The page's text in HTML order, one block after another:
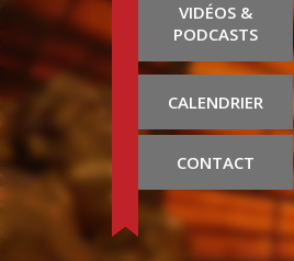
VIDÉOS &
PODCASTS
CALENDRIER
CONTACT